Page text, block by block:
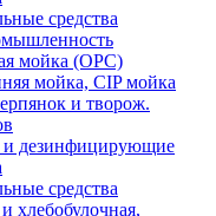
средства
мойка (ОРС)
мойка, CIP мойка
и творож.
и дезинфицирующие
средства
хлебобулочная,